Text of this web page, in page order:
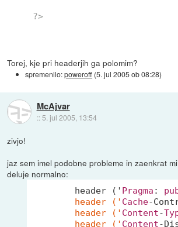
?>
Torej, kje pri headerjih ga polomim?
spremenilo:poweroff (5. jul 2005 ob 08:28)
McAjvar
:: 5. jul 2005, 13:54
zivjo!
jaz sem imel podobne probleme in zaenkrat
deluje normalno:
	header ('
Pragma :
	header ('
Cache-
	header ('
Content-
	header ('
Content-